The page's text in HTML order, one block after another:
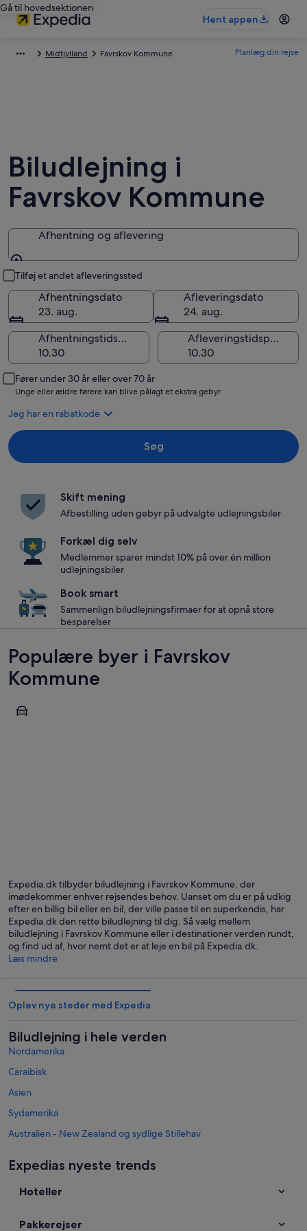
Gå til hovedsektionen
Hent appen
Midtjylland Favrskov Kommune Planlæg din rejse
Biludlejning i
Favrskov Kommune
Afhentning og aflevering
Tilføj et andet afleveringssted
Afhentningsdato
23. aug.
Afleveringsdato
24. aug.
Afhentningstidspunkt
Afleveringstidspunkt
Fører under 30 år eller over 70 år
Unge eller ældre førere kan blive pålagt et ekstra gebyr.
Jeg har en rabatkode
Søg
Skift mening
Afbestilling uden gebyr på udvalgte udlejningsbiler
Forkæl dig selv
Medlemmer sparer mindst 10% på over én million
udlejningsbiler
Book smart
Sammenlign biludlejningsfirmaer for at opnå store
besparelser
Populære byer i Favrskov
Kommune
Sabro
Expedia.dk tilbyder biludlejning i Favrskov Kommune, der
imødekommer enhver rejsendes behov. Uanset om du er på udkig
efter en billig bil eller en bil, der ville passe til en superkendis, har
Expedia.dk den rette biludlejning til dig. Så vælg mellem
biludlejning i Favrskov Kommune eller i destinationer verden rundt,
og find ud af, hvor nemt det er at leje en bil på Expedia.dk.
Læs mindre
Oplev nye steder med Expedia
Biludlejning i hele verden
Nordamerika
Caraibisk
Asien
Sydamerika
Australien - New Zealand og sydlige Stillehav
Mellemøsten
Afrika
Biludlejning i Hadsten
Expedias nyeste trends
Hoteller
Pakkerejser